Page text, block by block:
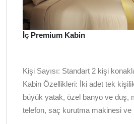
İç Premium Kabin
Kişi Sayısı: Standart 2 kişi
Kabin Özellikleri: İki adet tek
büyük yatak, özel banyo ve duş,
telefon, saç kurutma makinesi ve